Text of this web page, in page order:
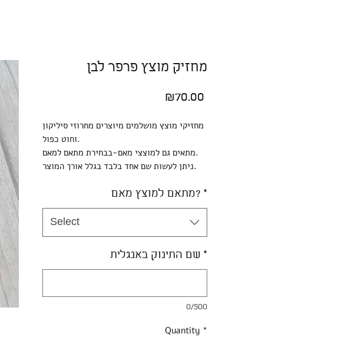
מחזיק מוצץ פרפר לבן
₪70.00
מחזיקי מוצץ מושלמים מיוצרים מחרוזי סיליקון
וחוט כפול.
מתאים גם למוצצי מאם-בבחירת מתאם למאם.
ניתן לעשות שם אחד בלבד בגלל אורך המוצר.
מתאם למוצץ מאם? *
Select
שם התינוק באנגלית *
0/500
Quantity *